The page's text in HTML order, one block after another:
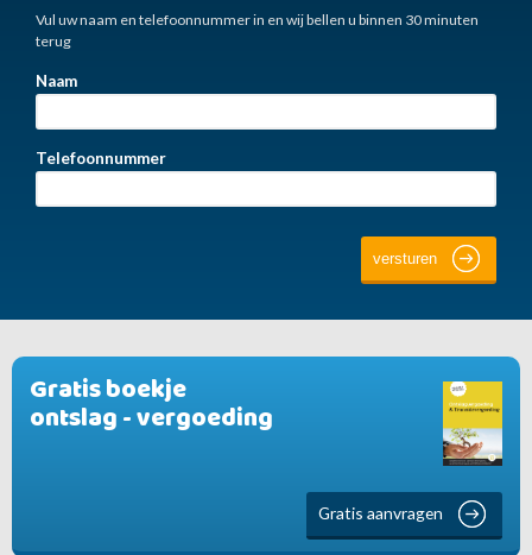
Gratis boekje
ontslag - vergoeding
Gratis aanvragen
Vul uw naam en telefoonnummer in en wij bellen u binnen 30 minuten
terug
Naam
Telefoonnummer